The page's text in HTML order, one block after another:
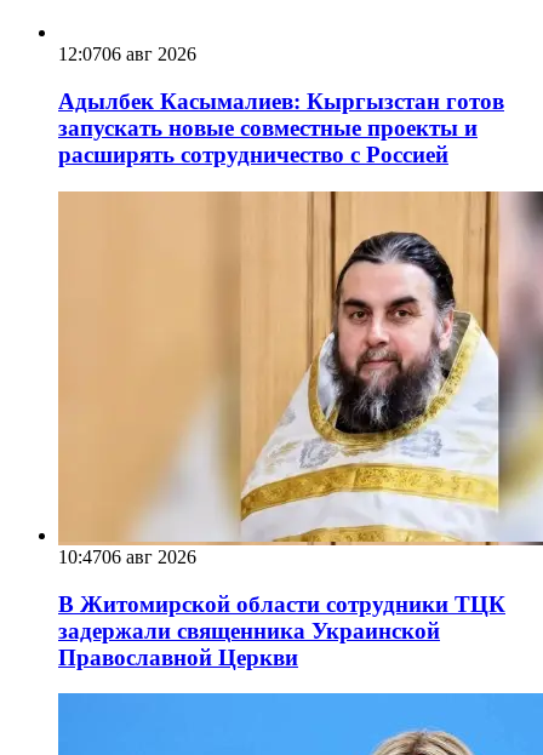
12:0706 авг 2026
Адылбек Касымалиев: Кыргызстан готов
запускать новые совместные проекты и
расширять сотрудничество с Россией
10:4706 авг 2026
В Житомирской области сотрудники ТЦК
задержали священника Украинской
Православной Церкви